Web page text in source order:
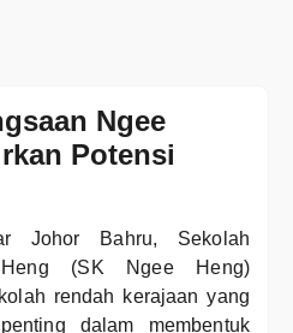
Ngee
Potensi
Johor Bahru, Sekolah
(SK Ngee Heng)
rendah kerajaan yang
dalam membentuk